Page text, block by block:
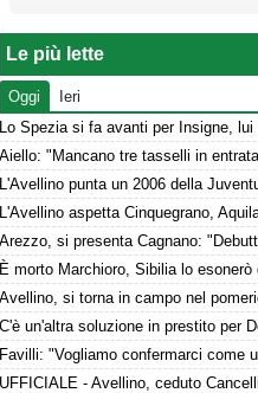
Le più lette
Oggi
Ieri
Lo Spezia si fa avanti per Insigne,